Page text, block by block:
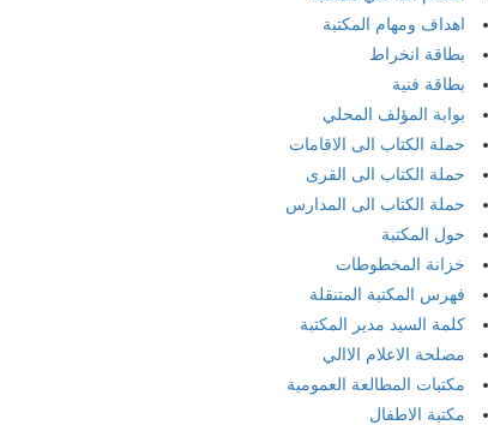
اهداف ومهام المكتبة
بطاقة انخراط
بطاقة فنية
بوابة المؤلف المحلي
حملة الكتاب الى الاقامات
حملة الكتاب الى القرى
حملة الكتاب الى المدارس
حول المكتبة
خزانة المخطوطات
فهرس المكتبة المتنقلة
كلمة السيد مدير المكتبة
مصلحة الاعلام الاالي
مكتبات المطالعة العمومية
مكتبة الاطفال